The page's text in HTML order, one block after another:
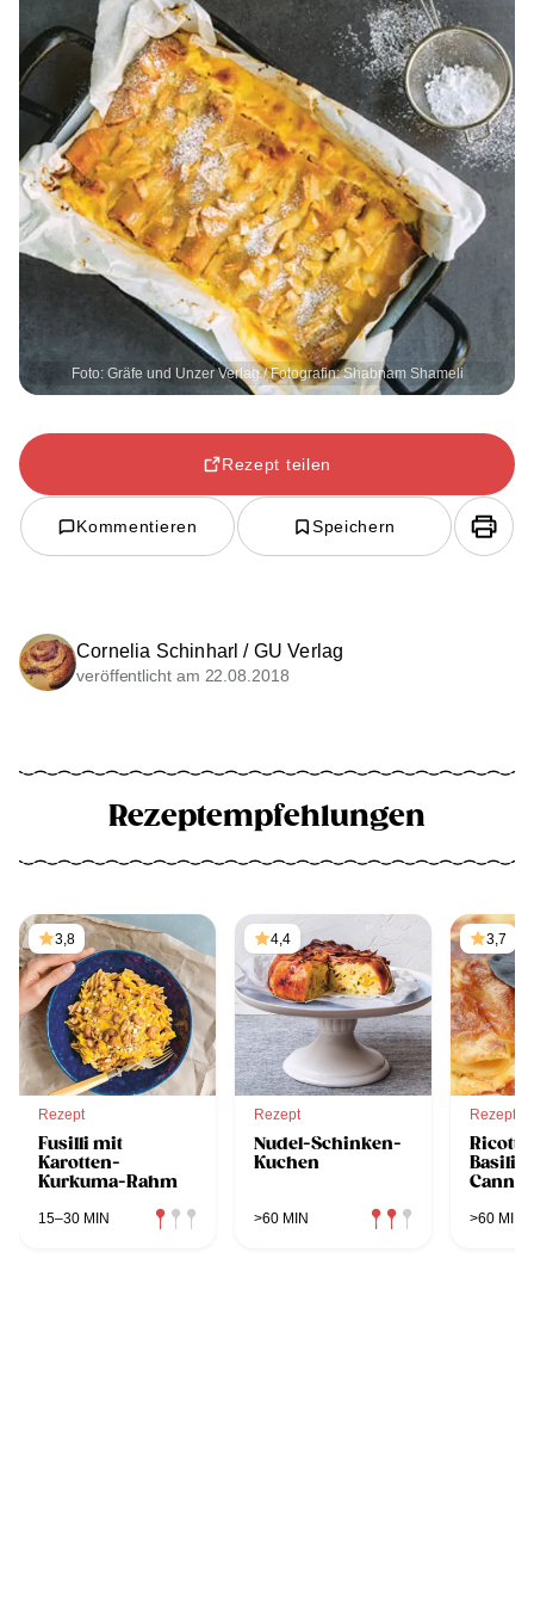
Foto: Gräfe und Unzer Verlag / Fotografin: Shabnam Shameli
Rezept teilen
Kommentieren Speichern
Cornelia Schinharl / GU Verlag
veröffentlicht am 22.08.2018
Rezeptempfehlungen
3,8
Rezept
Fusilli mit
Karotten-
Kurkuma-Rahm
15–30 MIN
4,4
Rezept
Nudel-Schinken-
Kuchen
>60 MIN
3,7
Rezept
>60 MIN